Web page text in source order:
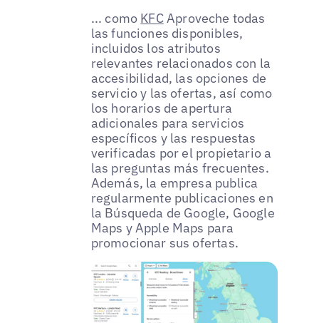
... como KFCAproveche todas
las funciones disponibles,
incluidos los atributos
relevantes relacionados con la
accesibilidad, las opciones de
servicio y las ofertas, así como
los horarios de apertura
adicionales para servicios
específicos y las respuestas
verificadas por el propietario a
las preguntas más frecuentes.
Además, la empresa publica
regularmente publicaciones en
la Búsqueda de Google, Google
Maps y Apple Maps para
promocionar sus ofertas.